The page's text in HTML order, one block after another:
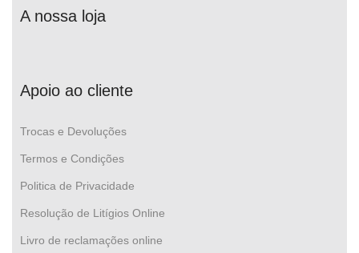
A nossa loja
Apoio ao cliente
Trocas e Devoluções
Termos e Condições
Politica de Privacidade
Resolução de Litígios Online
Livro de reclamações online